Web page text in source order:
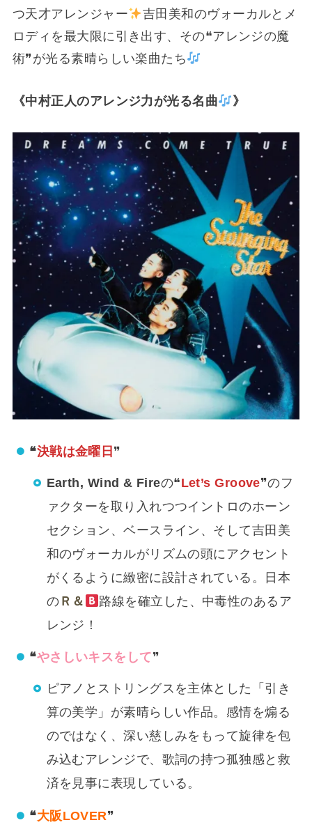
つ天才アレンジャー
吉田美和のヴォーカルとメ
ロディを最大限に引き出す、その❝アレンジの魔
術❞が光る素晴らしい楽曲たち
《中村正人のアレンジ力が光る名曲 》
❝決戦は金曜日 ❞
Earth, Wind & Fireの❝Let’s Groove❞のフ
ァクターを取り入れつつイントロのホーン
セクション、ベースライン、そして吉田美
和のヴォーカルがリズムの頭にアクセント
がくるように緻密に設計されている。日本
のＲ＆
路線を確立した、中毒性のあるア
レンジ！
❝やさしいキスをして❞
ピアノとストリングスを主体とした「引き
算の美学」が素晴らしい作品。感情を煽る
のではなく、深い慈しみをもって旋律を包
み込むアレンジで、歌詞の持つ孤独感と救
済を見事に表現している。
❝大阪LOVER❞